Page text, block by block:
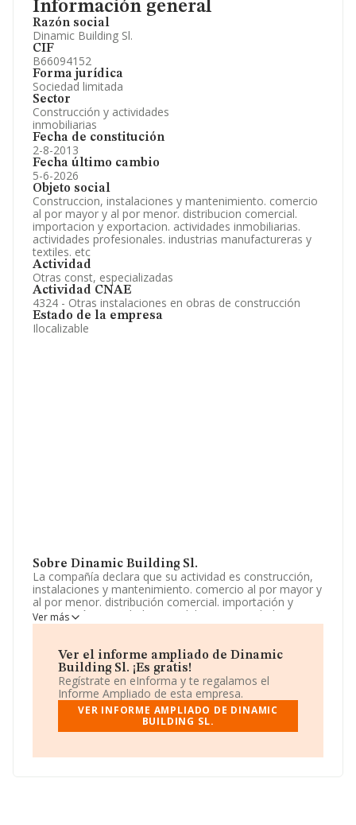
Información general
Razón social
Dinamic Building Sl.
CIF
B66094152
Forma jurídica
Sociedad limitada
Sector
Construcción y actividades
inmobiliarias
Fecha de constitución
2-8-2013
Fecha último cambio
5-6-2026
Objeto social
Construccion, instalaciones y mantenimiento. comercio
al por mayor y al por menor. distribucion comercial.
importacion y exportacion. actividades inmobiliarias.
actividades profesionales. industrias manufactureras y
textiles. etc
Actividad
Otras const, especializadas
Actividad CNAE
4324 - Otras instalaciones en obras de construcción
Estado de la empresa
Ilocalizable
Sobre Dinamic Building Sl.
La compañía declara que su actividad es construcción,
instalaciones y mantenimiento. comercio al por mayor y
al por menor. distribución comercial. importación y
exportación. actividades inmobiliarias. actividades
profesionales. industrias manufactureras y textiles. etc.
como Sociedad Limitada. La actividad de referencia
CNAE corresponde a '%cnae%', cuyo Código es 4324.
La sociedad no tiene actividad en mercados exteriores.
La dirección de correo esadministracio@arquit.cat.
La compañíaDinamic Building S.L, con CIF
Sagi núm. 37 Int, (08041), en el municipio de Barcelona,
Ver más
Ver el informe ampliado de Dinamic
Building Sl. ¡Es gratis!
Regístrate en eInforma y te regalamos el
Informe Ampliado de esta empresa.
VER INFORME AMPLIADO DE DINAMIC
BUILDING SL.